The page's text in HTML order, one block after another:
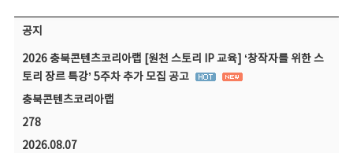
공지사항 목록 - 번호, 제목, 작성자, 파일, 조회수, 작성일 정보 제공
공지
2026 충북콘텐츠코리아랩 [원천 스토리 IP 교육] ‘창작자를 위한 스
토리 장르 특강’ 5주차 추가 모집 공고
충북콘텐츠코리아랩
278
2026.08.07